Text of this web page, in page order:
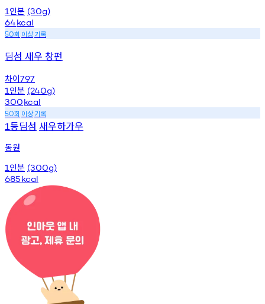
1 인분 (30g)
64kcal
50회 이상기록
딤섬 새우 창펀
차이797
1 인분 (240g)
300kcal
50회 이상기록
1등딤섬 새우하가우
동원
1 인분 (300g)
685kcal